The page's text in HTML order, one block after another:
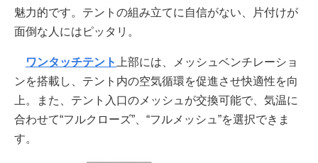
魅力的です。テントの組み立てに自信がない、片付けが
面倒な人にはピッタリ。
ワンタッチテント
上部には、メッシュベンチレーショ
ンを搭載し、テント内の空気循環を促進させ快適性を向
上。また、テント入口のメッシュが交換可能で、気温に
合わせて“フルクローズ”、“フルメッシュ”を選択できま
す。